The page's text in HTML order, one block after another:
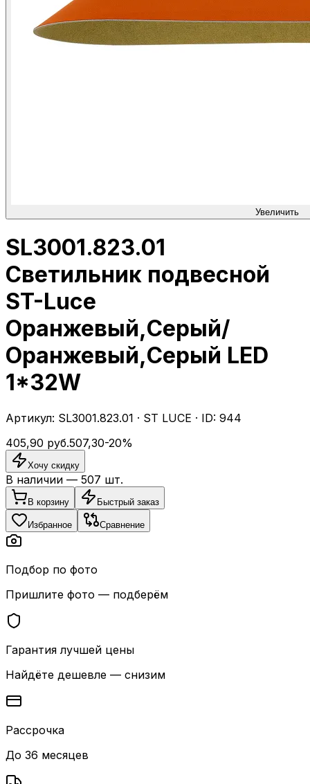
Увеличить
SL3001.823.01
Светильник подвесной
ST-Luce
Оранжевый,Серый/
Оранжевый,Серый LED
1*32W
Артикул: SL3001.823.01 · ST LUCE · ID: 944
405,90 руб.507,30-20%
Хочу скидку
В наличии — 507 шт.
В корзину Быстрый заказ
Избранное Сравнение
Подбор по фото
Пришлите фото — подберём
Гарантия лучшей цены
Найдёте дешевле — снизим
Рассрочка
До 36 месяцев